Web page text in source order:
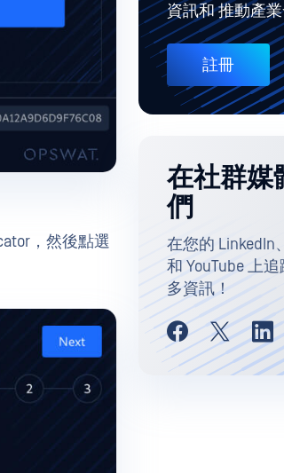
，然後點選
資訊和 推動產
註冊
在社群媒
們
在您的 LinkedIn
和 YouTube 上追
多資訊！